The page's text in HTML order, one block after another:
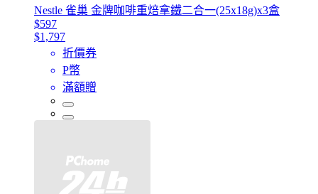
Nestle 雀巢 金牌咖啡重焙拿鐵二合一(25x18g)x3盒
$597
$1,797
折價券
P幣
滿額贈